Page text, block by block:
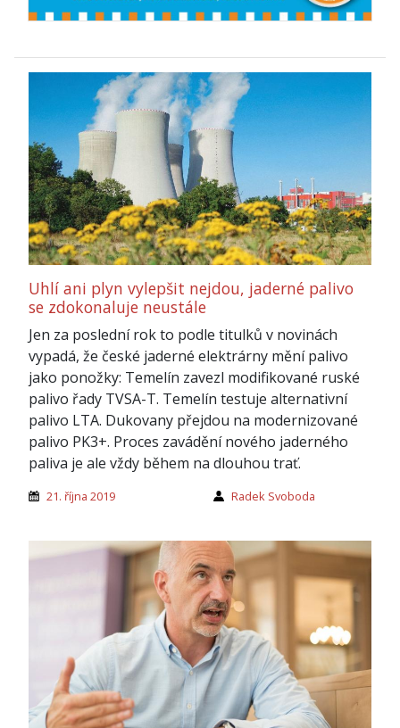
Uhlí ani plyn vylepšit nejdou, jaderné palivo
se zdokonaluje neustále
Jen za poslední rok to podle titulků v novinách
vypadá, že české jaderné elektrárny mění palivo
jako ponožky: Temelín zavezl modifikované ruské
palivo řady TVSA-T. Temelín testuje alternativní
palivo LTA. Dukovany přejdou na modernizované
palivo PK3+. Proces zavádění nového jaderného
paliva je ale vždy během na dlouhou trať.
21. října 2019 Radek Svoboda